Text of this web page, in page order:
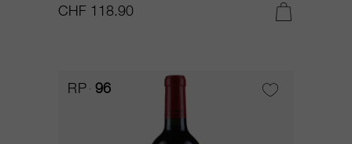
CHF 118.90
RP 96